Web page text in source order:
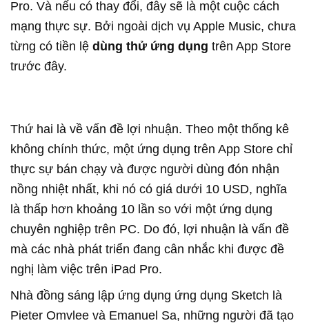
Pro. Và nếu có thay đổi, đây sẽ là một cuộc cách
mạng thực sự. Bởi ngoài dịch vụ Apple Music, chưa
từng có tiền lệ dùng thử ứng dụng trên App Store
trước đây.
Thứ hai là về vấn đề lợi nhuận. Theo một thống kê
không chính thức, một ứng dụng trên App Store chỉ
thực sự bán chạy và được người dùng đón nhận
nồng nhiệt nhất, khi nó có giá dưới 10 USD, nghĩa
là thấp hơn khoảng 10 lần so với một ứng dụng
chuyên nghiệp trên PC. Do đó, lợi nhuận là vấn đề
mà các nhà phát triển đang cân nhắc khi được đề
nghị làm việc trên iPad Pro.
Nhà đồng sáng lập ứng dụng ứng dụng Sketch là
Pieter Omvlee và Emanuel Sa, những người đã tạo